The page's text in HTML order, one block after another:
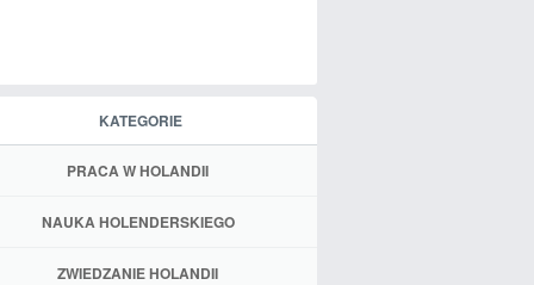
KATEGORIE
PRACA W HOLANDII
NAUKA HOLENDERSKIEGO
ZWIEDZANIE HOLANDII